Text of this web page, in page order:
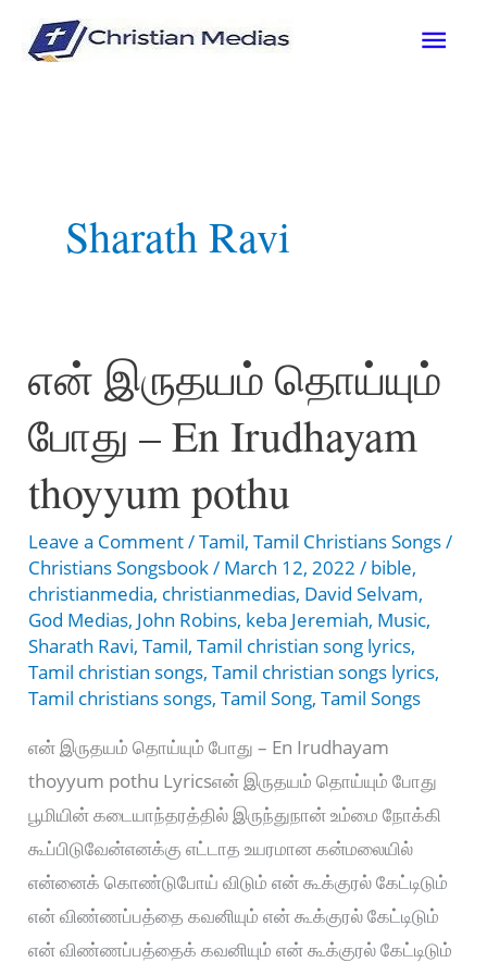
Sharath Ravi
என் இருதயம் தொய்யும்
போது – En Irudhayam
thoyyum pothu
Leave a Comment/Tamil,Tamil Christians Songs/
Christians Songsbook/ March 12, 2022/ bible,
christianmedia, christianmedias, David Selvam,
God Medias, John Robins, keba Jeremiah, Music,
Sharath Ravi,Tamil,Tamil christian song lyrics,
Tamil christian songs,Tamil christian songs lyrics,
Tamil christians songs,Tamil Song,Tamil Songs
என் இருதயம் தொய்யும் போது – En Irudhayam
thoyyum pothu Lyricsஎன் இருதயம் தொய்யும் போது
பூமியின் கடையாந்தரத்தில் இருந்துநான் உம்மை நோக்கி
கூப்பிடுவேன்எனக்கு எட்டாத உயரமான கன்மலையில்
என்னைக் கொண்டுபோய் விடும் என் கூக்குரல் கேட்டிடும்
என் விண்ணப்பத்தை கவனியும் என் கூக்குரல் கேட்டிடும்
என் விண்ணப்பத்தைக் கவனியும் என் கூக்குரல் கேட்டிடும்